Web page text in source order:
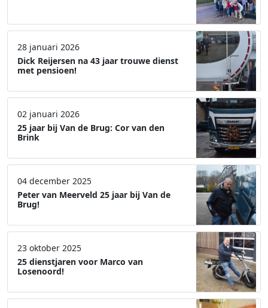
28 januari 2026
Dick Reijersen na 43 jaar trouwe dienst
met pensioen!
02 januari 2026
25 jaar bij Van de Brug: Cor van den
Brink
04 december 2025
Peter van Meerveld 25 jaar bij Van de
Brug!
23 oktober 2025
25 dienstjaren voor Marco van
Losenoord!